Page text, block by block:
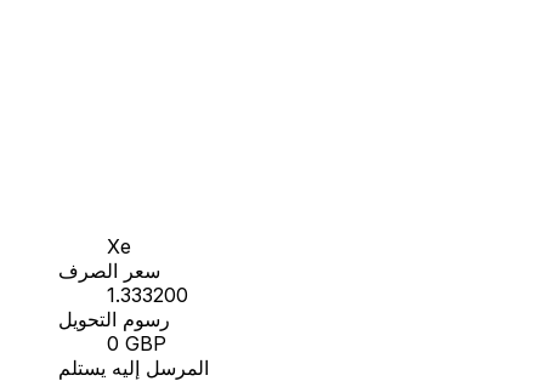
Xe
سعر الصرف
1.333200
رسوم التحويل
0 GBP
المرسل إليه يستلم